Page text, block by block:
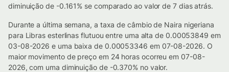
diminuição de -0.161% se comparado ao valor de 7 dias atrás.
Durante a última semana, a taxa de câmbio de Naira nigeriana
para Libras esterlinas flutuou entre uma alta de 0.00053849 em
03-08-2026 e uma baixa de 0.00053346 em 07-08-2026. O
maior movimento de preço em 24 horas ocorreu em 07-08-
2026, com uma diminuição de -0.370% no valor.